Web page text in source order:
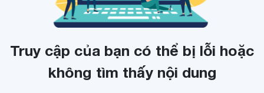
Truy cập của bạn có thể bị lỗi hoặc
không tìm thấy nội dung